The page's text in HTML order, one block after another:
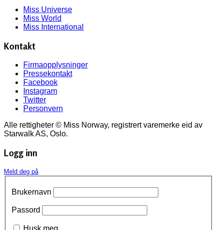
Miss Universe
Miss World
Miss International
Kontakt
Firmaopplysninger
Pressekontakt
Facebook
Instagram
Twitter
Personvern
Alle rettigheter © Miss Norway, registrert varemerke eid av
Starwalk AS, Oslo.
Logg inn
Meld deg på
Brukernavn
Passord
Husk meg